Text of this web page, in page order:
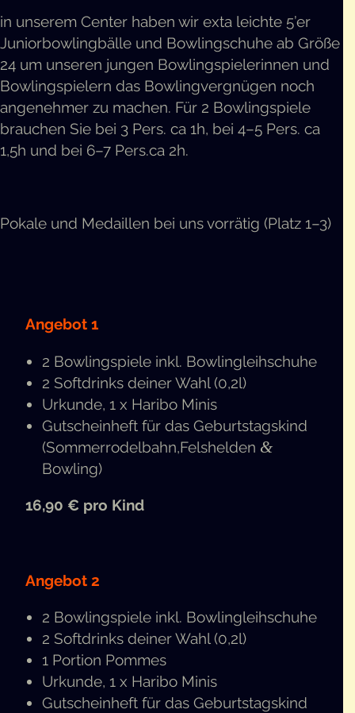
in unse­rem Cen­ter haben wir exta leich­te 5’er
Juni­or­bow­ling­bäl­le und Bow­ling­schu­he ab Grö­ße
24 um unse­ren jun­gen Bow­ling­spie­le­rin­nen und
Bow­ling­spie­lern das Bow­ling­ver­gnü­gen noch
ange­neh­mer zu machen. Für 2 Bow­ling­spie­le
brau­chen Sie bei 3 Pers. ca 1h, bei 4–5 Pers. ca
1,5h und bei 6–7 Pers.ca 2h.
Poka­le und Medail­len bei uns vor­rä­tig (Platz 1–3)
Ange­bot 1
2 Bow­ling­spie­le inkl. Bowlingleihschuhe
2 Soft­drinks dei­ner Wahl (0,2l)
Urkun­de, 1 x Hari­bo Minis
Gut­schein­heft für das Geburts­tags­kind
(Sommerrodelbahn,Felshelden &
Bowling)
16,90 € pro Kind
Ange­bot 2
2 Bow­ling­spie­le inkl. Bowlingleihschuhe
2 Soft­drinks dei­ner Wahl (0,2l)
1 Por­ti­on Pommes
Urkun­de, 1 x Hari­bo Minis
Gut­schein­heft für das Geburts­tags­kind